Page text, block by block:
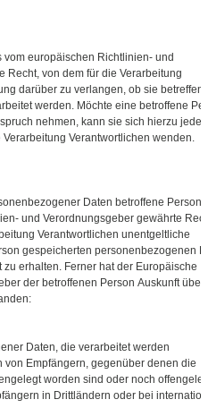
vom europäischen Richtlinien- und
Recht, von dem für die Verarbeitung
darüber zu verlangen, ob sie
werden. Möchte eine betroffene
nehmen, kann sie sich hierzu
Verantwortlichen wenden.
Daten betroffene Person
und Verordnungsgeber gewährte
Verantwortlichen unentgeltliche
gespeicherten personenbezogenen
erhalten. Ferner hat der Europäische
der betroffenen Person Auskunft über
Daten, die verarbeitet werden
Empfängern, gegenüber denen die
worden sind oder noch
in Drittländern oder bei